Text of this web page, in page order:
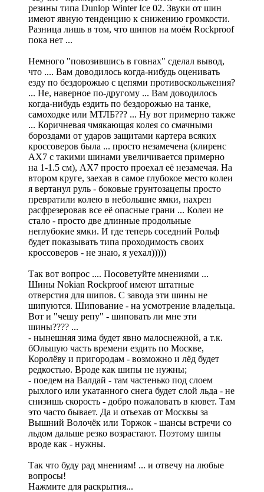
резины типа Dunlop Winter Ice 02. Звуки от шин
имеют явную тенденцию к снижению громкости.
Разница лишь в том, что шипов на моём Rockproof
пока нет ...
Немного "повозившись в говнах" сделал вывод,
что .... Вам доводилось когда-нибудь оценивать
езду по бездорожью с цепями противоскольжения?
... Не, наверное по-другому ... Вам доводилось
когда-нибудь ездить по бездорожью на танке,
самоходке или МТЛБ??? ... Ну вот примерно также
... Коричневая чмякающая колея со смачными
бороздами от ударов защитами картера всяких
кроссоверов была ... просто незамечена (клиренс
AX7 с такими шинами увеличивается примерно
на 1-1.5 см), AX7 просто проехал её незамечая. На
втором круге, заехав в самое глубокое место колеи
я вертанул руль - боковые грунтозацепы просто
превратили колею в небольшие ямки, нахрен
расфрезеровав все её опасные грани ... Колеи не
стало - просто две длинные продольные
неглубокие ямки. И где теперь соседний Рольф
будет показывать типа проходимость своих
кроссоверов - не знаю, я уехал)))))
Так вот вопрос .... Посоветуйте мнениями ...
Шины Nokian Rockproof имеют штатные
отверстия для шипов. С завода эти шины не
шипуются. Шипование - на усмотрение владельца.
Вот и "чешу репу" - шиповать ли мне эти
шины???? ...
- нынешняя зима будет явно малоснежной, а т.к.
бОльшую часть времени ездить по Москве,
Королёву и пригородам - возможно и лёд будет
редкостью. Вроде как шипы не нужны;
- поедем на Валдай - там частенько под слоем
рыхлого или укатанного снега будет слой льда - не
снизишь скорость - добро пожаловать в кювет. Там
это часто бывает. Да и отьехав от Москвы за
Вышний Волочёк или Торжок - шансы встречи со
льдом дальше резко возрастают. Поэтому шипы
вроде как - нужны.
Так что буду рад мнениям! ... и отвечу на любые
вопросы!
Нажмите для раскрытия...